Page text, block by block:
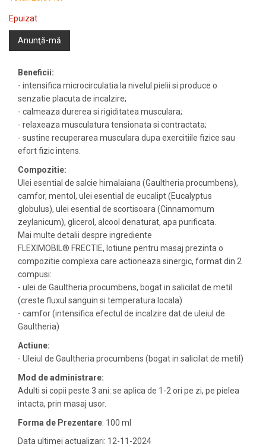
Epuizat
Anunţă-mă
Beneficii:
- intensifica microcirculatia la nivelul pielii si produce o
senzatie placuta de incalzire;
- calmeaza durerea si rigiditatea musculara;
- relaxeaza musculatura tensionata si contractata;
- sustine recuperarea musculara dupa exercitiile fizice sau
efort fizic intens.
Compozitie:
Ulei esential de salcie himalaiana (Gaultheria procumbens),
camfor, mentol, ulei esential de eucalipt (Eucalyptus
globulus), ulei esential de scortisoara (Cinnamomum
zeylanicum), glicerol, alcool denaturat, apa purificata.
Mai multe detalii despre ingrediente
FLEXIMOBIL® FRECTIE, lotiune pentru masaj prezinta o
compozitie complexa care actioneaza sinergic, format din 2
compusi:
- ulei de Gaultheria procumbens, bogat in salicilat de metil
(creste fluxul sanguin si temperatura locala)
- camfor (intensifica efectul de incalzire dat de uleiul de
Gaultheria)
Actiune:
- Uleiul de Gaultheria procumbens (bogat in salicilat de metil)
Mod de administrare:
Adulti si copii peste 3 ani: se aplica de 1-2 ori pe zi, pe pielea
intacta, prin masaj usor.
Forma de Prezentare: 100 ml
Data ultimei actualizari: 12-11-2024